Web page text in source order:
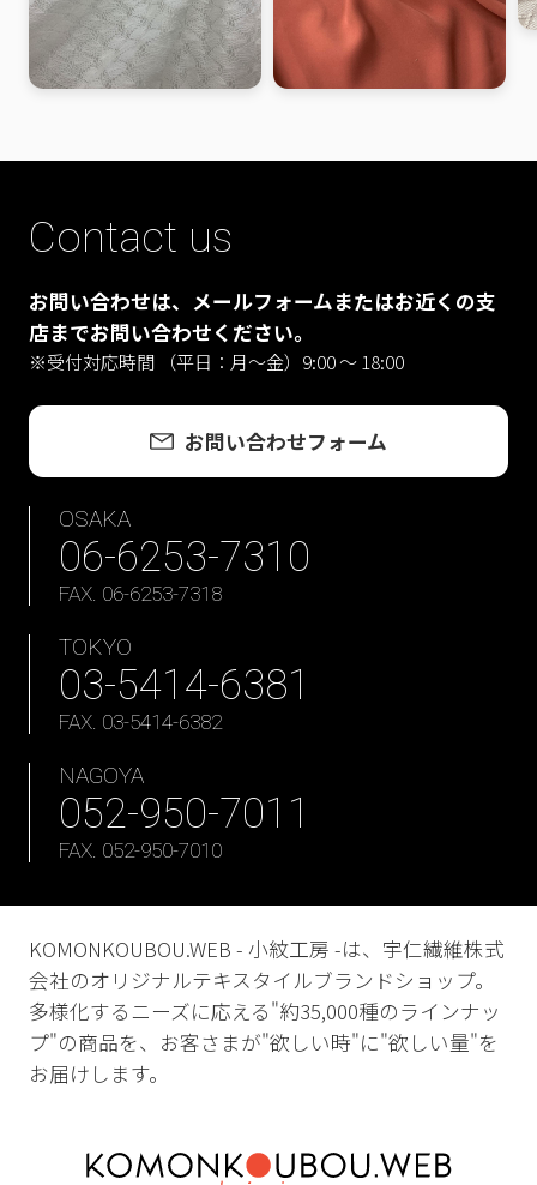
Contact us
お問い合わせは、メールフォームまたはお近くの支
店までお問い合わせください。
※受付対応時間 （平日：月〜金）9:00 ～ 18:00
お問い合わせフォーム
OSAKA
06-6253-7310
FAX. 06-6253-7318
TOKYO
03-5414-6381
FAX. 03-5414-6382
NAGOYA
052-950-7011
FAX. 052-950-7010
KOMONKOUBOU.WEB - 小紋工房 -は、宇仁繊維株式
会社のオリジナルテキスタイルブランドショップ。
多様化するニーズに応える"約35,000種のラインナッ
プ"の商品を、お客さまが"欲しい時"に"欲しい量"を
お届けします。